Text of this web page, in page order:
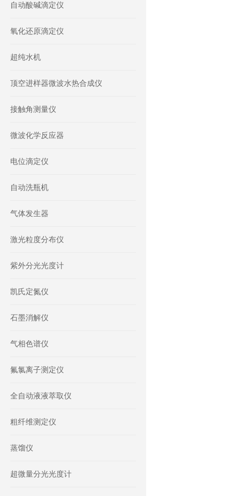
自动酸碱滴定仪
氧化还原滴定仪
超纯水机
顶空进样器微波水热合成仪
接触角测量仪
微波化学反应器
电位滴定仪
自动洗瓶机
气体发生器
激光粒度分布仪
紫外分光光度计
凯氏定氮仪
石墨消解仪
气相色谱仪
氟氯离子测定仪
全自动液液萃取仪
粗纤维测定仪
蒸馏仪
超微量分光光度计